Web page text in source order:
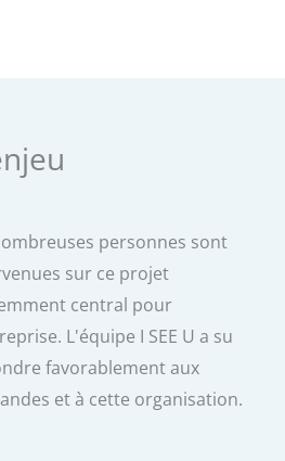
personnes sont
sur ce projet
central pour
L'équipe I SEE U a su
favorablement aux
et à cette organisation.